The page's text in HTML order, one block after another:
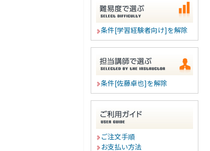
条件[学習経験者向け]を解除
条件[佐藤卓也]を解除
ご注文手順
お支払い方法